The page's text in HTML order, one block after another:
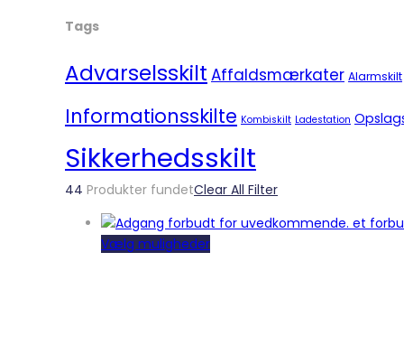
Tags
Advarselsskilt Affaldsmærkater Alarmskilt
Informationsskilte Kombiskilt Ladestation
Sikkerhedsskilt
44 Produkter fundetClear All Filter
Vælg mulighederDette